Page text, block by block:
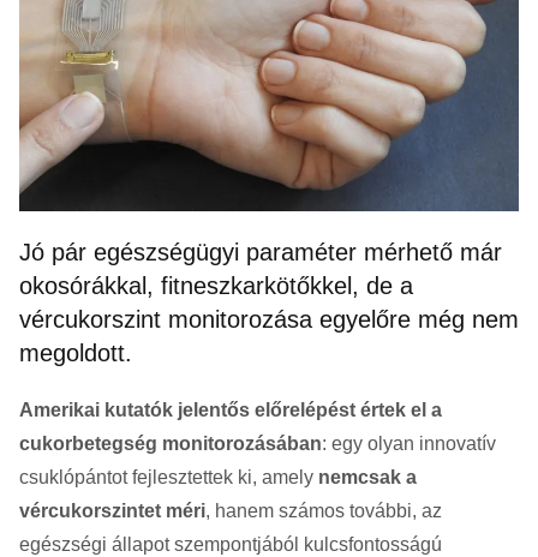
Jó pár egészségügyi paraméter mérhető már
okosórákkal, fitneszkarkötőkkel, de a
vércukorszint monitorozása egyelőre még nem
megoldott.
Amerikai kutatók jelentős előrelépést értek el a
cukorbetegség monitorozásában: egy olyan innovatív
csuklópántot fejlesztettek ki, amely nemcsak a
vércukorszintet méri, hanem számos további, az
egészségi állapot szempontjából kulcsfontosságú